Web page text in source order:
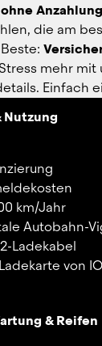
ohne Anzahlung
die am
mehr
Einfach
Nutzung
km/Jahr
Autobahn-
Ladekabel
von
& Reifen